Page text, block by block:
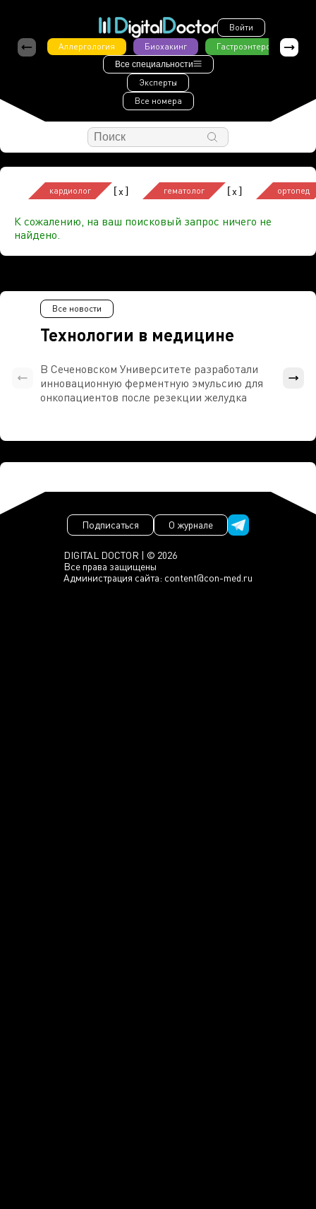
Войти
Аллергология
Биохакинг Гастроэнтерология
Все специальности
Эксперты
Все номера
кардиолог [x] гематолог [x] ортопед
К сожалению, на ваш поисковый запрос ничего не
найдено.
Технологии в медицине
Все новости
В Сеченовском Университете разработали
инновационную ферментную эмульсию для
онкопациентов после резекции желудка
DIGITAL DOCTOR | © 2026
Все права защищены
Администрация сайта: content@con-med.ru
Подписаться О журнале